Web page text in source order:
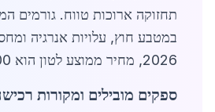
תחזוקה ארוכות טווח. גורמים
במטבע חוץ, עלויות אנרגיה
2026, מחיר ממוצע לטון הוא 550,000 ש"ח.
ספקים מובילים ומקורות